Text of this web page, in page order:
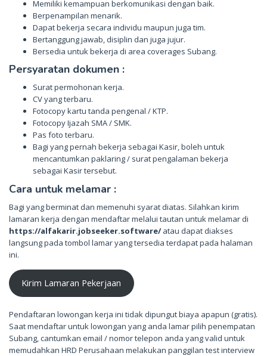
Memiliki kemampuan berkomunikasi dengan baik.
Berpenampilan menarik.
Dapat bekerja secara individu maupun juga tim.
Bertanggung jawab, disiplin dan juga jujur.
Bersedia untuk bekerja di area coverages Subang.
Persyaratan dokumen :
Surat permohonan kerja.
CV yang terbaru.
Fotocopy kartu tanda pengenal / KTP.
Fotocopy Ijazah SMA / SMK.
Pas foto terbaru.
Bagi yang pernah bekerja sebagai Kasir, boleh untuk
mencantumkan paklaring / surat pengalaman bekerja
sebagai Kasir tersebut.
Cara untuk melamar :
Bagi yang berminat dan memenuhi syarat diatas. Silahkan kirim
lamaran kerja dengan mendaftar melalui tautan untuk melamar di
https://alfakarir.jobseeker.software/atau dapat diakses
langsung pada tombol lamar yang tersedia terdapat pada halaman
ini.
Kirim Lamaran Pekerjaan
Pendaftaran lowongan kerja ini tidak dipungut biaya apapun (gratis).
Saat mendaftar untuk lowongan yang anda lamar pilih penempatan
Subang, cantumkan email / nomor telepon anda yang valid untuk
memudahkan HRD Perusahaan melakukan panggilan test interview